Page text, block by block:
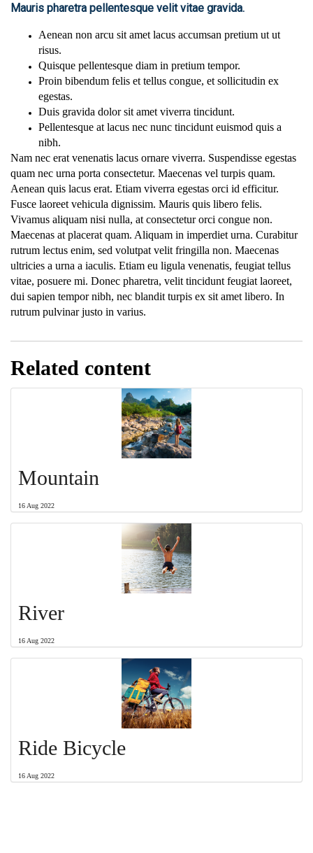
Mauris pharetra pellentesque velit vitae gravida.
Aenean non arcu sit amet lacus accumsan pretium ut ut
risus.
Quisque pellentesque diam in pretium tempor.
Proin bibendum felis et tellus congue, et sollicitudin ex
egestas.
Duis gravida dolor sit amet viverra tincidunt.
Pellentesque at lacus nec nunc tincidunt euismod quis a
nibh.
Nam nec erat venenatis lacus ornare viverra. Suspendisse egestas
quam nec urna porta consectetur. Maecenas vel turpis quam.
Aenean quis lacus erat. Etiam viverra egestas orci id efficitur.
Fusce laoreet vehicula dignissim. Mauris quis libero felis.
Vivamus aliquam nisi nulla, at consectetur orci congue non.
Maecenas at placerat quam. Aliquam in imperdiet urna. Curabitur
rutrum lectus enim, sed volutpat velit fringilla non. Maecenas
ultricies a urna a iaculis. Etiam eu ligula venenatis, feugiat tellus
vitae, posuere mi. Donec pharetra, velit tincidunt feugiat laoreet,
dui sapien tempor nibh, nec blandit turpis ex sit amet libero. In
rutrum pulvinar justo in varius.
Related content
Mountain
16 Aug 2022
River
16 Aug 2022
Ride Bicycle
16 Aug 2022